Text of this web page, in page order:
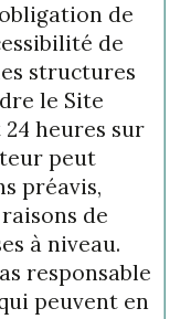
de
de
structures
le Site
24 heures sur
peut
préavis,
de
à niveau.
responsable
peuvent en